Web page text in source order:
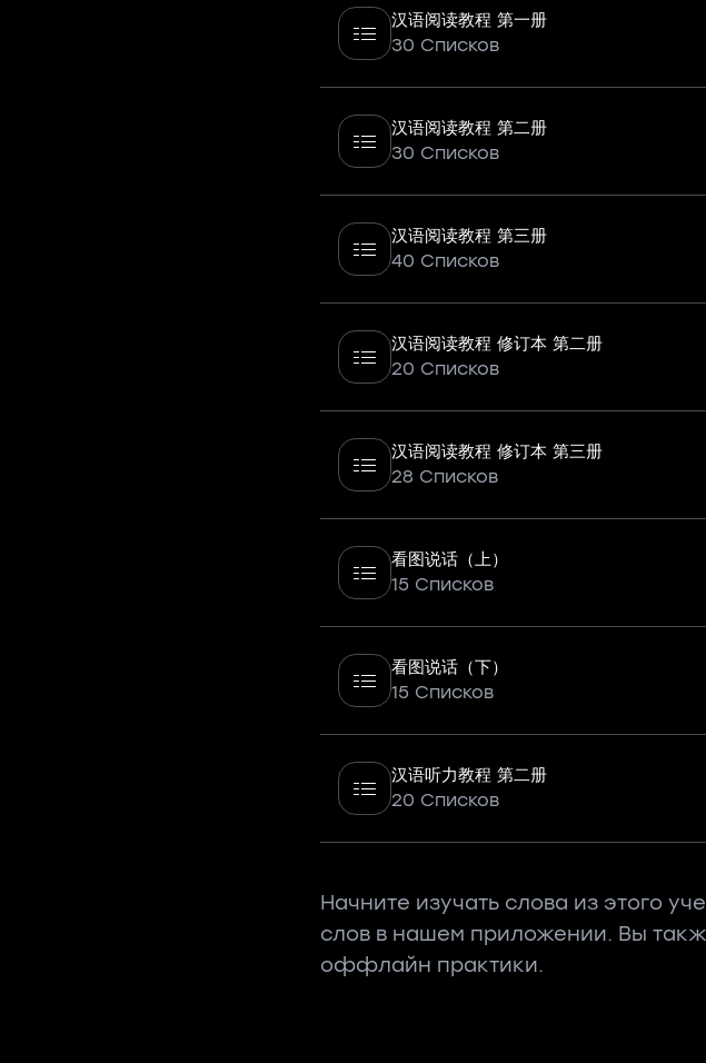
汉语阅读教程 第一册
30 Списков
汉语阅读教程 第二册
30 Списков
汉语阅读教程 第三册
40 Списков
汉语阅读教程 修订本 第二册
20 Списков
汉语阅读教程 修订本 第三册
28 Списков
看图说话（上）
15 Списков
看图说话（下）
15 Списков
汉语听力教程 第二册
20 Списков
Начните изучать слова из этого
слов в нашем приложении. Вы
оффлайн практики.